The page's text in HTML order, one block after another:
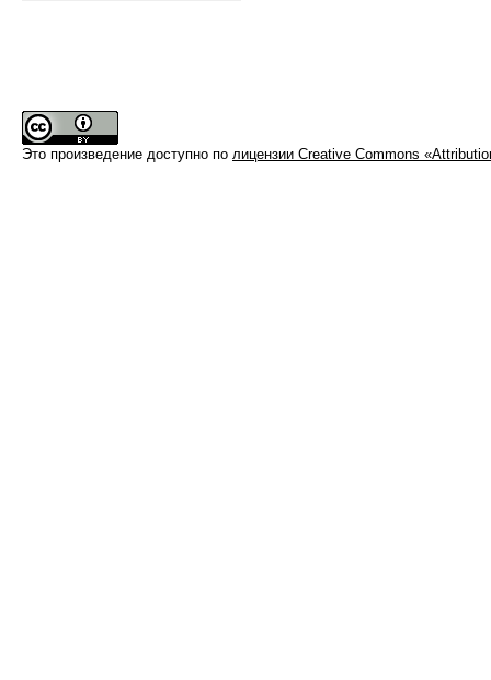
Это произведение доступно по лицензии Creative Commons